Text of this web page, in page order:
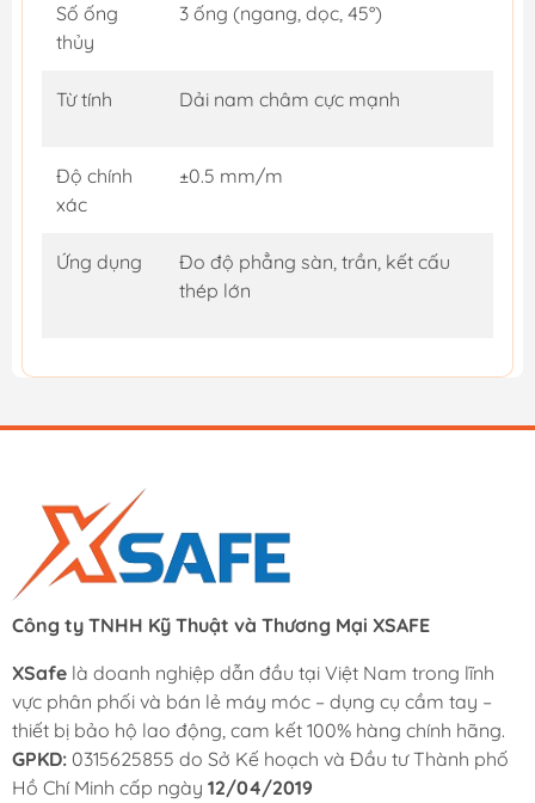
Số ống
thủy
3 ống (ngang, dọc, 45°)
Từ tính Dải nam châm cực mạnh
Độ chính
xác
±0.5 mm/m
Ứng dụng
Đo độ phẳng sàn, trần, kết cấu
thép lớn
Công ty TNHH Kỹ Thuật và Thương Mại XSAFE
XSafe là doanh nghiệp dẫn đầu tại Việt Nam trong lĩnh
vực phân phối và bán lẻ máy móc – dụng cụ cầm tay –
thiết bị bảo hộ lao động, cam kết 100% hàng chính hãng.
GPKD: 0315625855 do Sở Kế hoạch và Đầu tư Thành phố
Hồ Chí Minh cấp ngày 12/04/2019